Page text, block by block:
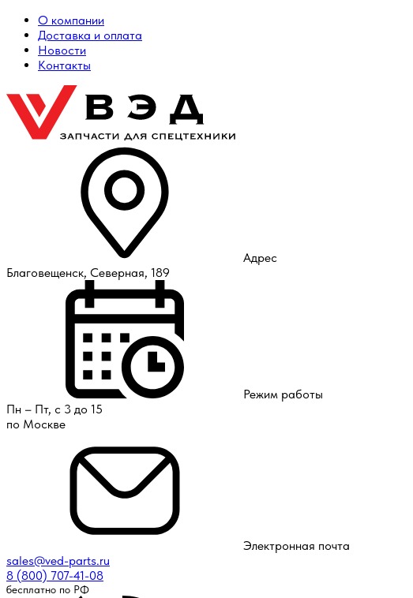
О компании
Доставка и оплата
Новости
Контакты
Адрес
Благовещенск, Северная, 189
Режим работы
Пн – Пт, с 3 до 15
по Москве
Электронная почта
sales@ved-parts.ru
8 (800) 707-41-08
бесплатно по РФ